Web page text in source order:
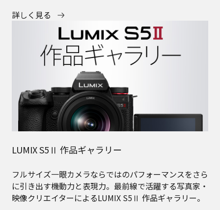
詳しく見る
LUMIX S5Ⅱ 作品ギャラリー
フルサイズ一眼カメラならではのパフォーマンスをさら
に引き出す機動力と表現力。最前線で活躍する写真家・
映像クリエイターによるLUMIX S5Ⅱ 作品ギャラリー。